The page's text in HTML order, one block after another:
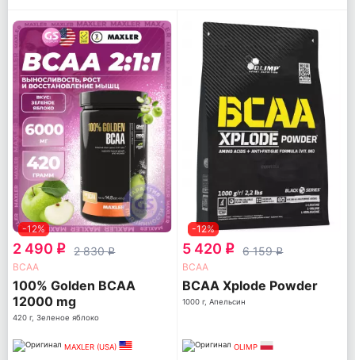
-12%
2 490 q 2 830q
ВСАА
100% Golden BCAA
12000 mg
420 г, Зеленое яблоко
MAXLER (USA)
-12%
5 420 q 6 159q
ВСАА
BCAA Xplode Powder
1000 г, Апельсин
OLIMP